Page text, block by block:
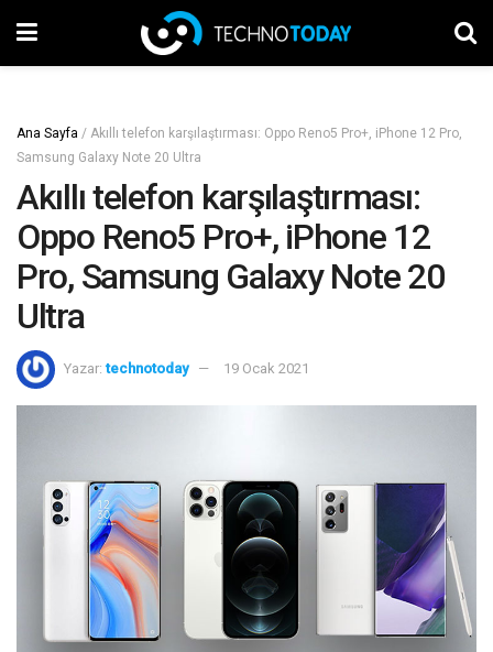
Ana Sayfa / Akıllı telefon karşılaştırması: Oppo Reno5 Pro+, iPhone 12 Pro,
Samsung Galaxy Note 20 Ultra
Akıllı telefon karşılaştırması:
Oppo Reno5 Pro+, iPhone 12
Pro, Samsung Galaxy Note 20
Ultra
Yazar: technotoday 19 Ocak 2021